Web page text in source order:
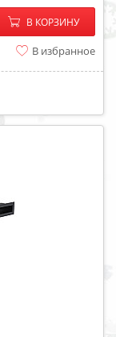
− +
В КОРЗИНУ
В избранное